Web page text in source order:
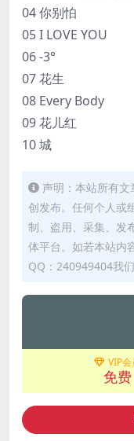
04 你别怕
05 I LOVE YOU
06 -3°
07 花生
08 Every Body
09 花儿红
10 城
声明：本站所有
创发布。任何个人或
制、盗用、采集、发
体平台。如若本站内
QQ：240949404我们
VIP会
免费